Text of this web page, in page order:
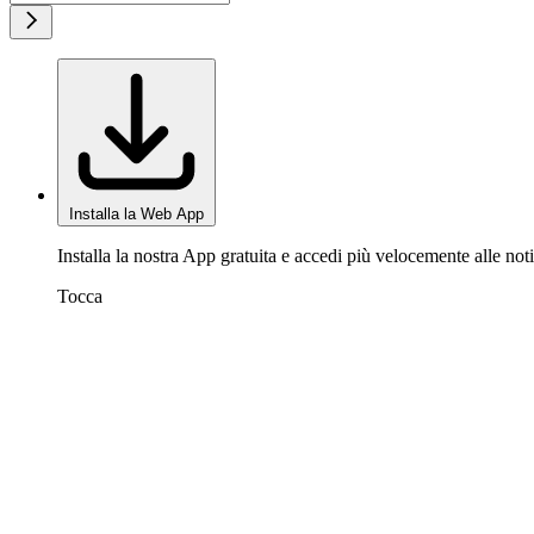
Installa la Web App
Installa la nostra App gratuita e accedi più velocemente alle
Tocca